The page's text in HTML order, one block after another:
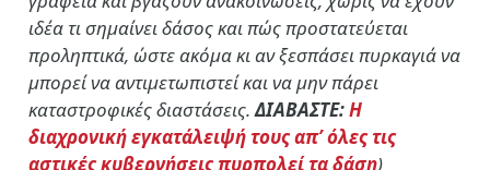
ιδέα τι σημαίνει δάσος και πώς προστατεύεται
προληπτικά, ώστε ακόμα κι αν ξεσπάσει πυρκαγιά να
μπορεί να αντιμετωπιστεί και να μην πάρει
καταστροφικές διαστάσεις.ΔΙΑΒΑΣΤΕ:Η
διαχρονική εγκατάλειψή τους απ’ όλες τις
αστικές κυβερνήσεις πυρπολεί τα δάση)